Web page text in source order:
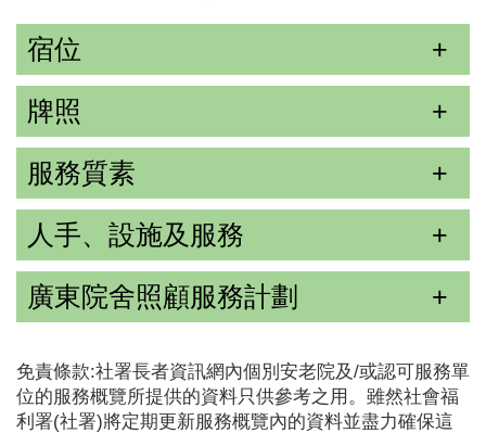
宿位
牌照
服務質素
人手、設施及服務
廣東院舍照顧服務計劃
免責條款:社署長者資訊網內個別安老院及/或認可服務單
位的服務概覽所提供的資料只供參考之用。雖然社會福
利署(社署)將定期更新服務概覽內的資料並盡力確保這